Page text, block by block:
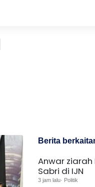
Berita
Anwar ziarah
Sabri di IJN
3 jam lalu· Politik